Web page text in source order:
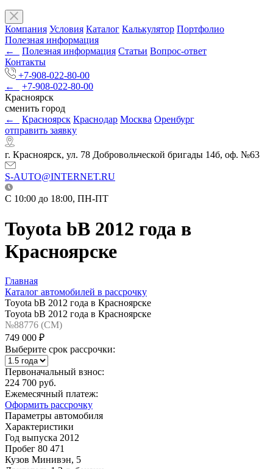
Компания Условия Каталог Калькулятор Портфолио
Полезная информация
←
Полезная информация Статьи Вопрос-ответ
Контакты
+7-908-022-80-00
←
+7-908-022-80-00
Красноярск
сменить город
←
Красноярск Краснодар Москва Оренбург
отправить заявку
г. Красноярск, ул. 78 Добровольческой бригады 14б, оф. №63
S-AUTO@INTERNET.RU
C 10:00 до 18:00, ПН-ПТ
Toyota bB 2012 года в
Красноярске
Главная
Каталог автомобилей в рассрочку
Toyota bB 2012 года в Красноярске
Toyota bB 2012 года в Красноярске
№88776 (CM)
749 000 ₽
Выберите срок рассрочки:
Первоначальный взнос:
224 700 руб.
Ежемесячный платеж:
Оформить рассрочку
Параметры автомобиля
Характеристики
Год выпуска 2012
Пробег 80 471
Кузов Минивэн, 5